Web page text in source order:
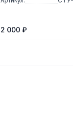
2 000 ₽